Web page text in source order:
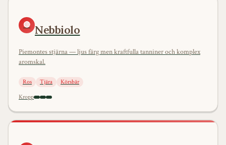
🔴 Nebbiolo
Piemontes stjärna — ljus färg men kraftfulla tanniner och komplex
aromskal.
Ros Tjära
Körsbär
Kropp